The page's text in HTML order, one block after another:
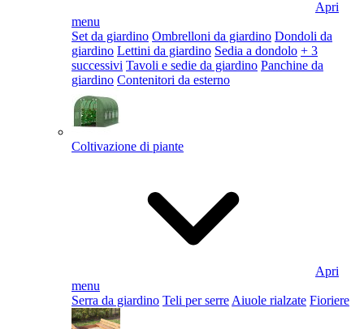
Apri
menu
Set da giardino Ombrelloni da giardino Dondoli da
giardino Lettini da giardino Sedia a dondolo + 3
successivi Tavoli e sedie da giardino Panchine da
giardino Contenitori da esterno
Coltivazione di piante
Apri
menu
Serra da giardino Teli per serre Aiuole rialzate Fioriere